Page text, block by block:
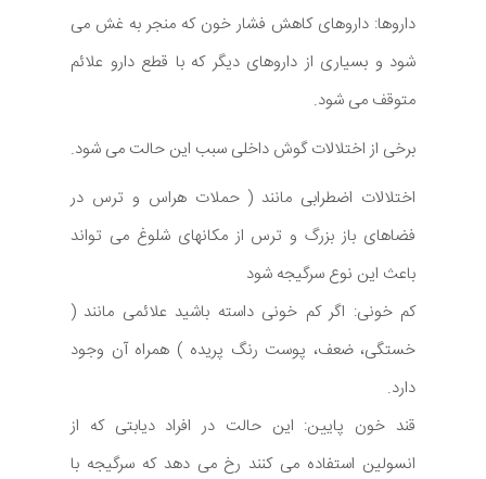
داروها: داروهای کاهش فشار خون که منجر به غش می
شود و بسیاری از داروهای دیگر که با قطع دارو علائم
متوقف می شود.
برخی از اختلالات گوش داخلی سبب این حالت می شود.
اختلالات اضطرابی مانند ( حملات هراس و ترس در
فضاهای باز بزرگ و ترس از مکانهای شلوغ می تواند
باعث این نوع سرگیجه شود
کم خونی: اگر کم خونی داسته باشید علائمی مانند (
خستگی، ضعف، پوست رنگ پریده ) همراه آن وجود
دارد.
قند خون پایین: این حالت در افراد دیابتی که از
انسولین استفاده می کنند رخ می دهد که سرگیجه با